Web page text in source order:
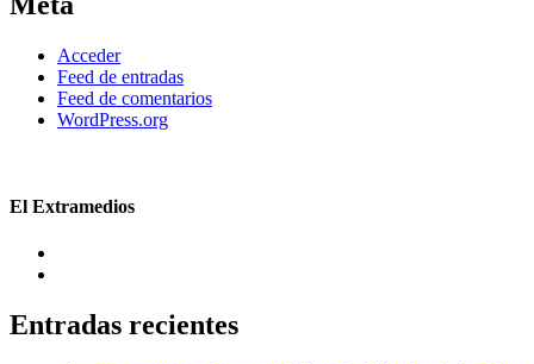
Acceder
Feed de entradas
Feed de comentarios
WordPress.org
El Extramedios
Entradas recientes